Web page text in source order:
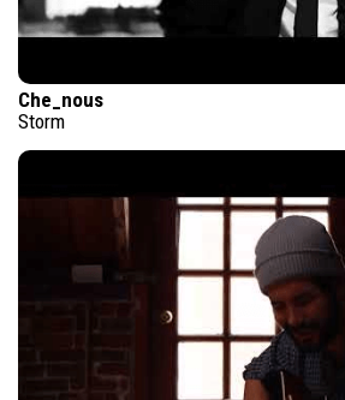
Che_nous
Storm